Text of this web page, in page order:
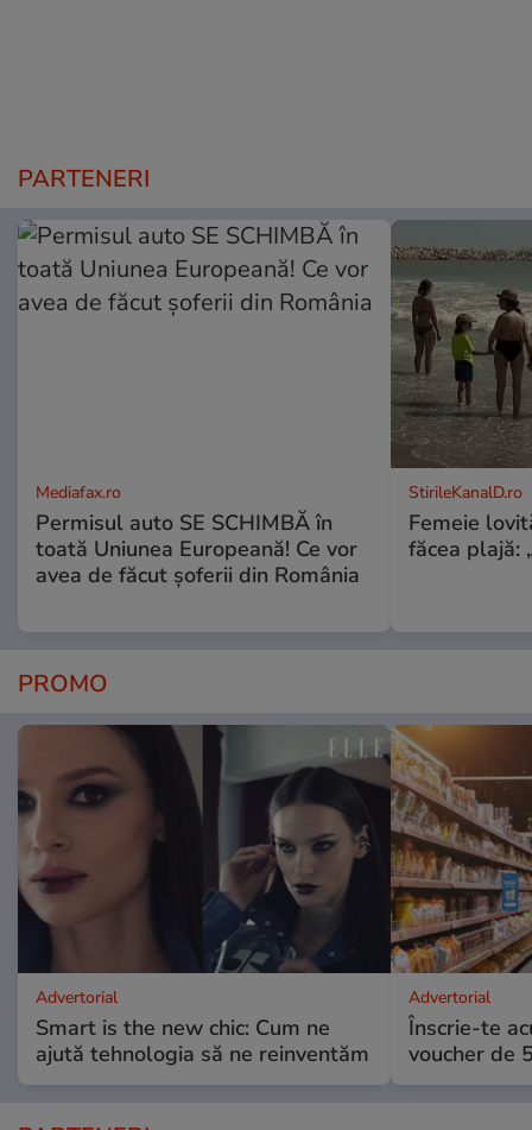
PARTENERI
Mediafax.ro
Permisul auto SE SCHIMBĂ în
toată Uniunea Europeană! Ce vor
avea de făcut șoferii din România
StirileKanalD.ro
Femeie
făcea plajă:
PROMO
Advertorial
Smart is the new chic: Cum ne
ajută tehnologia să ne reinventăm
Advertorial
Înscrie-te
voucher de